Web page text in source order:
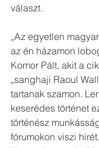
választ.
„Az egyetlen
az én házamon
Komor Pált, akit a
„sanghaji Raoul
tartanak szamon.
keserédes történet
történész
fórumokon viszi